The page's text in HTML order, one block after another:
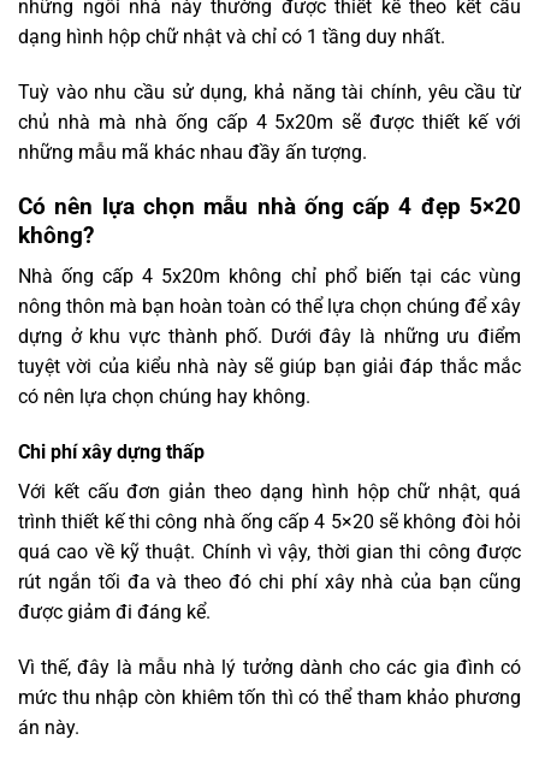
những ngôi nhà này thường được thiết kế theo kết cấu
dạng hình hộp chữ nhật và chỉ có 1 tầng duy nhất.
Tuỳ vào nhu cầu sử dụng, khả năng tài chính, yêu cầu từ
chủ nhà mà nhà ống cấp 4 5x20m sẽ được thiết kế với
những mẫu mã khác nhau đầy ấn tượng.
Có nên lựa chọn mẫu nhà ống cấp 4 đẹp 5×20
không?
Nhà ống cấp 4 5x20m không chỉ phổ biến tại các vùng
nông thôn mà bạn hoàn toàn có thể lựa chọn chúng để xây
dựng ở khu vực thành phố. Dưới đây là những ưu điểm
tuyệt vời của kiểu nhà này sẽ giúp bạn giải đáp thắc mắc
có nên lựa chọn chúng hay không.
Chi phí xây dựng thấp
Với kết cấu đơn giản theo dạng hình hộp chữ nhật, quá
trình thiết kế thi công nhà ống cấp 4 5×20 sẽ không đòi hỏi
quá cao về kỹ thuật. Chính vì vậy, thời gian thi công được
rút ngắn tối đa và theo đó chi phí xây nhà của bạn cũng
được giảm đi đáng kể.
Vì thế, đây là mẫu nhà lý tưởng dành cho các gia đình có
mức thu nhập còn khiêm tốn thì có thể tham khảo phương
án này.